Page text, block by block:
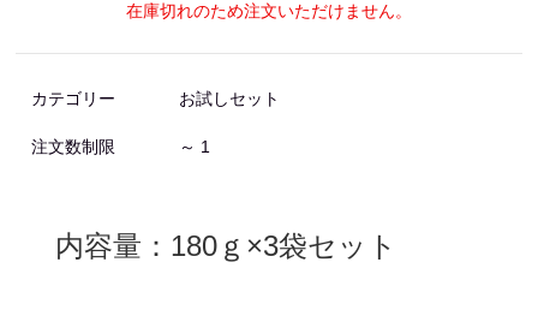
在庫切れのため注文いただけません。
カテゴリー お試しセット
注文数制限 ～ 1
内容量：180ｇ×3袋セット